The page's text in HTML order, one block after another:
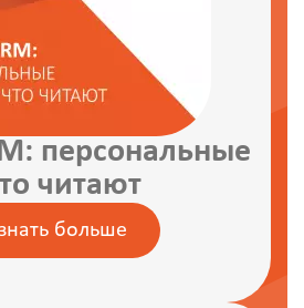
персональные
читают
больше